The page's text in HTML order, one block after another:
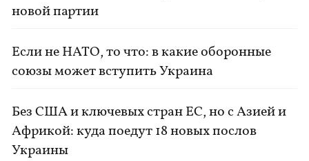
новой партии
Если не НАТО, то что: в какие оборонные
союзы может вступить Украина
Без США и ключевых стран ЕС, но с Азией и
Африкой: куда поедут 18 новых послов
Украины